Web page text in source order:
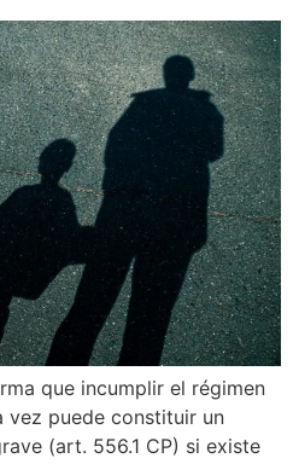
que incumplir el régimen
vez puede constituir un
(art. 556.1 CP) si existe